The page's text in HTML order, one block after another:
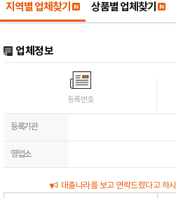
지역별 업체찾기 상품별 업체찾기
업체정보
등록번호
등록기관
영업소
대출나라를 보고 연락드렸다고 하